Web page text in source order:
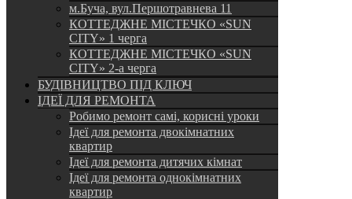
м.Буча, вул.Першотравнева 11
КОТТЕДЖНЕ МІСТЕЧКО «SUN
CITY» 1 черга
КОТТЕДЖНЕ МІСТЕЧКО «SUN
CITY» 2-а черга
БУДІВНИЦТВО ПІД КЛЮЧ
ІДЕЇ ДЛЯ РЕМОНТА
Робимо ремонт самі, корисні уроки
Ідеї для ремонта двокімнатних
квартир
Ідеї для ремонта дитячих кімнат
Ідеї для ремонта однокімнатних
квартир